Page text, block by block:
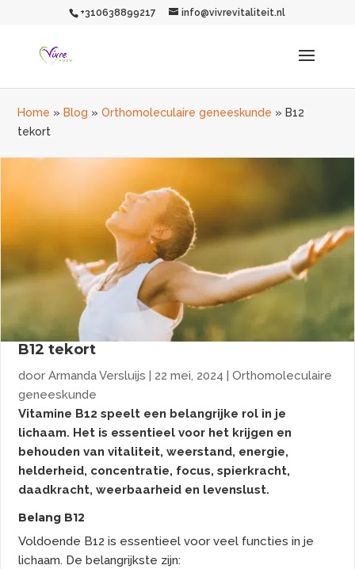
+310638899217 info@vivrevitaliteit.nl
Home » Blog »Orthomoleculaire geneeskunde » B12
tekort
B12 tekort
doorArmanda Versluijs | 22 mei, 2024 |Orthomoleculaire
geneeskunde
Vitamine B12 speelt een belangrijke rol in je
lichaam. Het is essentieel voor het krijgen en
behouden van vitaliteit, weerstand, energie,
helderheid, concentratie, focus, spierkracht,
daadkracht, weerbaarheid en levenslust.
Belang B12
Voldoende B12 is essentieel voor veel functies in je
lichaam. De belangrijkste zijn: